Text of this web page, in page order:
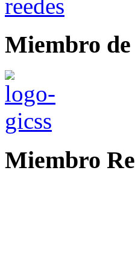
Miembro
Miembro